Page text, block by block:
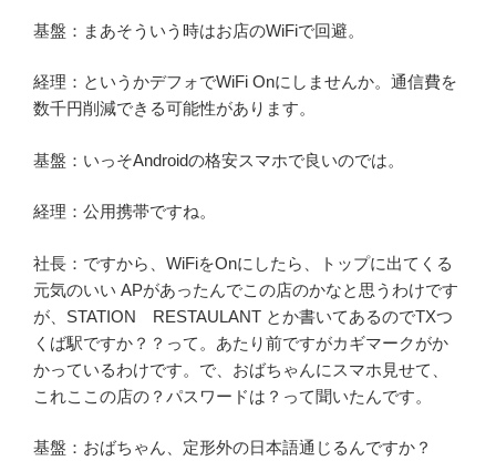
基盤：まあそういう時はお店のWiFiで回避。
経理：というかデフォでWiFi Onにしませんか。通信費を
数千円削減できる可能性があります。
基盤：いっそAndroidの格安スマホで良いのでは。
経理：公用携帯ですね。
社長：ですから、WiFiをOnにしたら、トップに出てくる
元気のいい APがあったんでこの店のかなと思うわけです
が、STATION RESTAULANT とか書いてあるのでTXつ
くば駅ですか？？って。あたり前ですがカギマークがか
かっているわけです。で、おばちゃんにスマホ見せて、
これここの店の？パスワードは？って聞いたんです。
基盤：おばちゃん、定形外の日本語通じるんですか？